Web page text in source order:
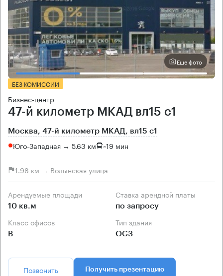
Еще фото
БЕЗ КОМИССИИ
Бизнес-центр
47-й километр МКАД вл15 с1
Москва, 47-й километр МКАД, вл15 с1
Юго-Западная → 5.63 км ~19 мин
1.98 км → Волынская улица
Арендуемые площади
10 кв.м
Ставка арендной платы
по запросу
Класс офисов
B
Тип здания
ОСЗ
Позвонить Получить презентацию